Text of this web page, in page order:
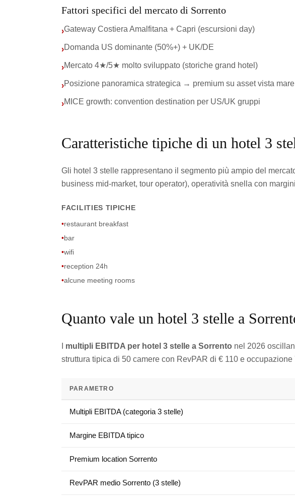
Fattori specifici del mercato di Sorrento
›Gateway Costiera Amalfitana + Capri (escursioni day)
›Domanda US dominante (50%+) + UK/DE
›Mercato 4★/5★ molto sviluppato (storiche grand hotel)
›Posizione panoramica strategica → premium su asset vista mare
›MICE growth: convention destination per US/UK gruppi
Caratteristiche tipiche di un hotel 3
Gli hotel 3 stelle rappresentano il segmento più ampio del
business mid-market, tour operator), operatività snella con
FACILITIES TIPICHE
•restaurant breakfast
•bar
•wifi
•reception 24h
•alcune meeting rooms
Quanto vale un hotel 3 stelle a
multipli EBITDA per hotel 3 stelle a Sorrento nel 2026
struttura tipica di 50 camere con RevPAR di € 110 e
PARAMETRO
Multipli EBITDA (categoria 3 stelle)
Margine EBITDA tipico
Premium location Sorrento
RevPAR medio Sorrento (3 stelle)